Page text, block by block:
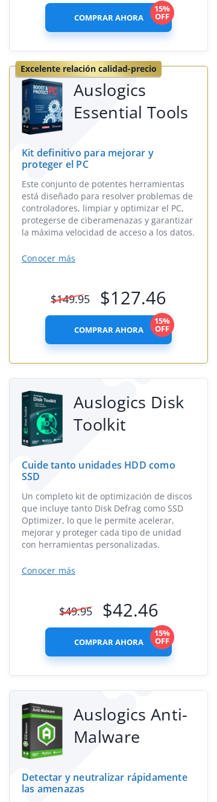
COMPRAR AHORA
15%
OFF
Excelente relación calidad-precio
Auslogics
Essential Tools
Kit definitivo para mejorar y
proteger el PC
Este conjunto de potentes herramientas
está diseñado para resolver problemas de
controladores, limpiar y optimizar el PC,
protegerse de ciberamenazas y garantizar
la máxima velocidad de acceso a los datos.
Conocer más
$149.95 $127.46
COMPRAR AHORA
15%
OFF
Auslogics Disk
Toolkit
Cuide tanto unidades HDD como
SSD
Un completo kit de optimización de discos
que incluye tanto Disk Defrag como SSD
Optimizer, lo que le permite acelerar,
mejorar y proteger cada tipo de unidad
con herramientas personalizadas.
Conocer más
$49.95 $42.46
COMPRAR AHORA
15%
OFF
Auslogics Anti-
Malware
Detectar y neutralizar rápidamente
las amenazas